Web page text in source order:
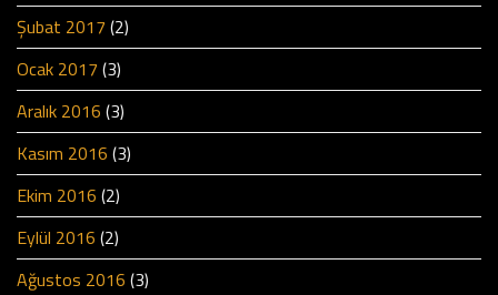
Şubat 2017 (2)
Ocak 2017 (3)
Aralık 2016 (3)
Kasım 2016 (3)
Ekim 2016 (2)
Eylül 2016 (2)
Ağustos 2016 (3)